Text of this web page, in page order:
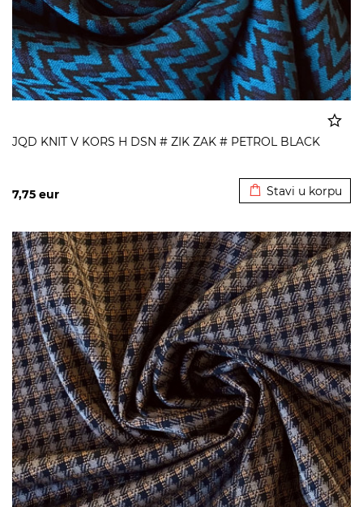
JQD KNIT V KORS H DSN # ZIK ZAK # PETROL BLACK
7,75 eur Stavi u korpu